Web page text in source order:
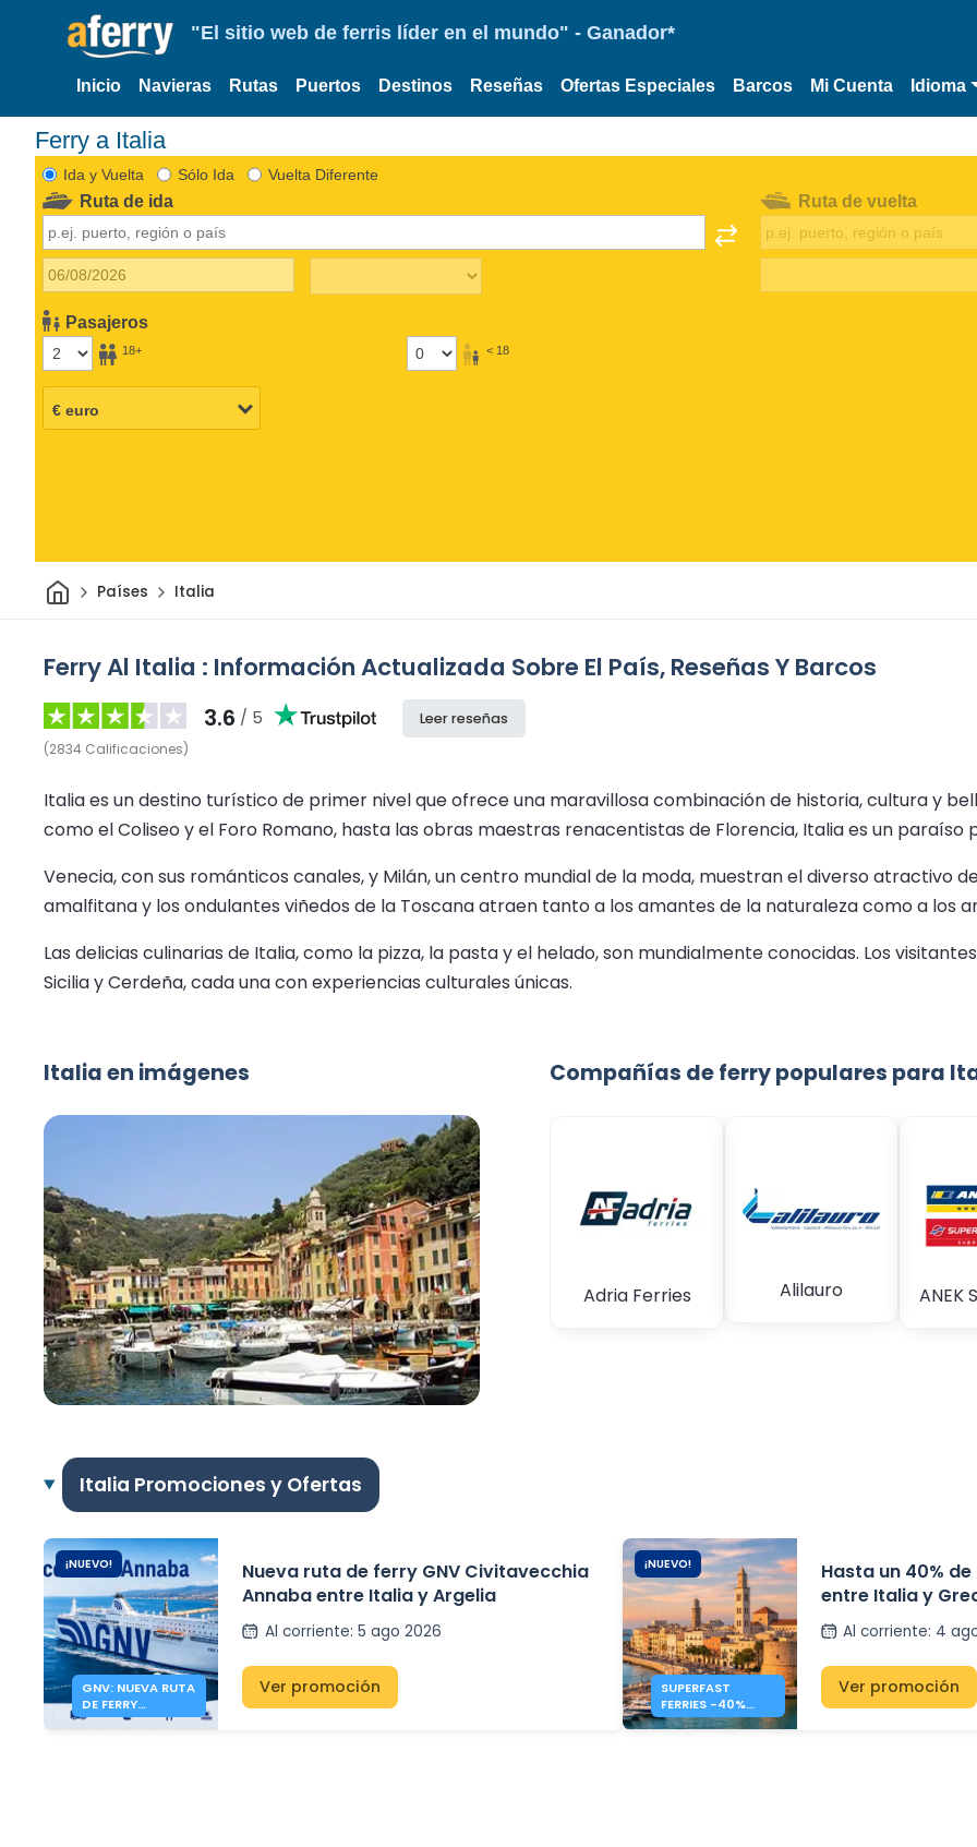
"El sitio web de ferris líder en el mundo" - Ganador*
Inicio Navieras Rutas Puertos Destinos Reseñas Ofertas Especiales Barcos Mi Cuenta Idioma
Ferry a Italia
Ida y Vuelta Sólo Ida Vuelta Diferente
Ruta de ida
Pasajeros
18+ < 18
Ruta de vuelta
InicioPaíses Italia
Ferry Al Italia : Información Actualizada Sobre El País, Reseñas Y Barcos
3.6 / 5
(2834 Calificaciones)
Leer reseñas
Italia es un destino turístico de primer nivel que ofrece una maravillosa combinación de historia, cultura y
como el Coliseo y el Foro Romano, hasta las obras maestras renacentistas de Florencia, Italia es un
Venecia, con sus románticos canales, y Milán, un centro mundial de la moda, muestran el diverso atractivo
amalfitana y los ondulantes viñedos de la Toscana atraen tanto a los amantes de la naturaleza como a los
Las delicias culinarias de Italia, como la pizza, la pasta y el helado, son mundialmente conocidas. Los
Sicilia y Cerdeña, cada una con experiencias culturales únicas.
Italia en imágenes Compañías de ferry populares para
Adria Ferries Alilauro ANEK
Italia Promociones y Ofertas
¡NUEVO!
GNV: NUEVA RUTA
DE FERRY
CIVITAVECCHIA
Nueva ruta de ferry GNV Civitavecchia
Annaba entre Italia y Argelia
Al corriente: 5 ago 2026
Ver promoción
¡NUEVO!
SUPERFAST
FERRIES -40%
FERRIES ITALIA -
Hasta un 40%
entre Italia y
Ferries.
Al corriente: 4
Ver promoción